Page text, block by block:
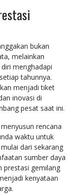
bukan
melainkan
menghadapi
tahunnya.
menjadi tiket
inovasi di
pesat saat ini.
rencana
waktu untuk
dari sekarang
sumber daya
prestasi gemilang
kenyataan